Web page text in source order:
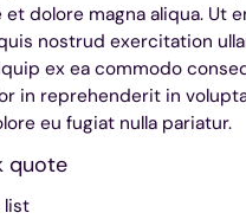
et dolore magna aliqua. Ut
nostrud exercitation
ex ea commodo
in reprehenderit in
eu fugiat nulla pariatur.
quote
list